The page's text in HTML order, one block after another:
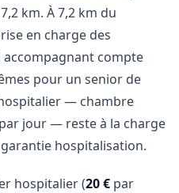
km. À 7,2 km du
en charge des
compte
pour un senior de
— chambre
par jour — reste à la charge
hospitalisation.
hospitalier (20 € par